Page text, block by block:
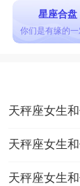
星座合盘
你们是有缘的
天秤座女生
天秤座女生
天秤座女生